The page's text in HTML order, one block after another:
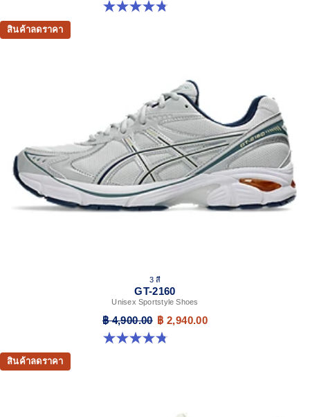
4.8 จาก 5 ดาว 457 รีวิว
สินค้าลดราคา
3 สี
GT-2160
Unisex Sportstyle Shoes
฿ 4,900.00 ฿ 2,940.00
4.8 จาก 5 ดาว 501 รีวิว
สินค้าลดราคา